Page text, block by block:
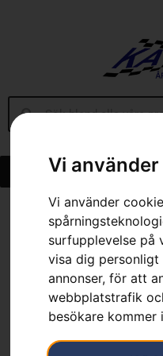
Vi
Vi använder
surfupplevelse på
visa dig
annonser, för att
webbplatstrafik
besökare kommer
»Sortiment»